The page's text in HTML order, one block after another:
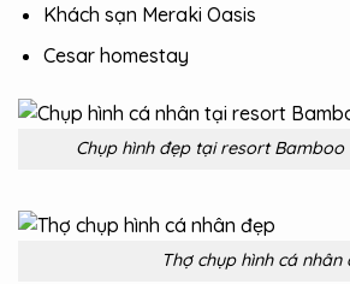
Khách sạn Meraki Oasis
Cesar homestay
Chụp hình đẹp tại resort Bamboo
Thợ chụp hình cá nhân